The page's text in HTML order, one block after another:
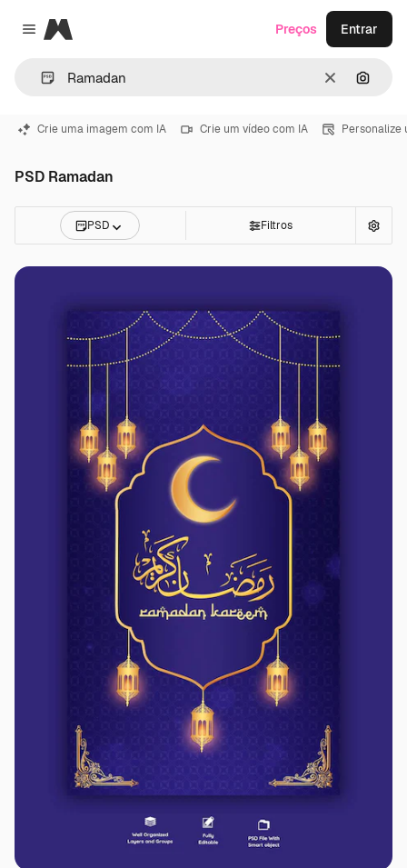
Close menu
Magnific
Limpar
Preços Entrar
Crie uma imagem com IA Crie um vídeo com IA Personalize
PSD Ramadan
PSD Filtros